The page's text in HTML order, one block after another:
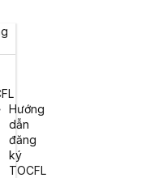
Hướng
dẫn
đăng
ký
TOCFL
紀律如
— Kỷ
công
代社會中，紀律被視為一
業還是生活中，擁有良好
。因此，「紀律如金」這